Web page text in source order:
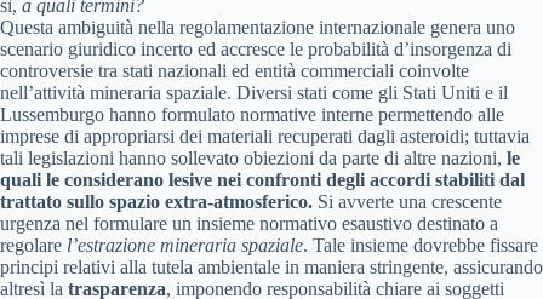
sì, a quali termini?
Questa ambiguità nella regolamentazione internazionale genera uno
scenario giuridico incerto ed accresce le probabilità d’insorgenza di
controversie tra stati nazionali ed entità commerciali coinvolte
nell’attività mineraria spaziale. Diversi stati come gli Stati Uniti e il
Lussemburgo hanno formulato normative interne permettendo alle
imprese di appropriarsi dei materiali recuperati dagli asteroidi; tuttavia
tali legislazioni hanno sollevato obiezioni da parte di altre nazioni, le
quali le considerano lesive nei confronti degli accordi stabiliti dal
trattato sullo spazio extra-atmosferico. Si avverte una crescente
urgenza nel formulare un insieme normativo esaustivo destinato a
regolare l’estrazione mineraria spaziale. Tale insieme dovrebbe fissare
principi relativi alla tutela ambientale in maniera stringente, assicurando
altresì la trasparenza, imponendo responsabilità chiare ai soggetti